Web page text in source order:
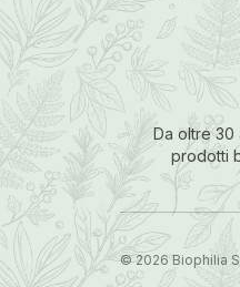
Da oltre 30
prodotti
©2026Biophilia